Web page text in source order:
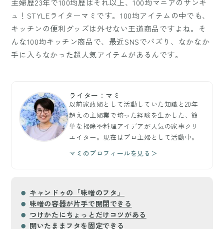
主婦歴23年で100均歴はそれ以上、100均マニアのサンキ
ュ！STYLEライターマミです。100均アイテムの中でも、
キッチンの便利グッズは外せない王道商品ですよね。そ
んな100均キッチン商品で、最近SNSでバズり、なかなか
手に入らなかった超人気アイテムがあるんです。
ライター：マミ
以前家政婦として活動していた知識と20年
超えの主婦業で培った経験を生かした、簡
単な掃除や料理アイデアが人気の家事クリ
エイター。現在はプロ主婦として活動中。
マミのプロフィールを見る＞
キャンドゥの「味噌のフタ」
味噌の容器が片手で開閉できる
つけかたにちょっとだけコツがある
開いたままフタを固定できる